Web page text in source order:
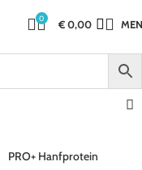
0 €0,00
PRO+ Hanfprotein